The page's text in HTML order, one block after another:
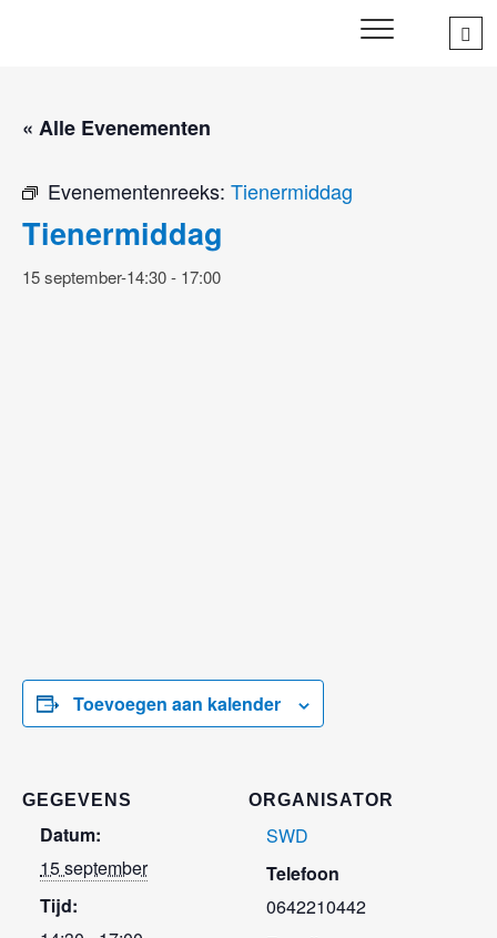
WIJ ZETTEN ONS IN VOOR HET WELZIJN EN VERBINDEN
« Alle Evenementen
Evenementenreeks: Tienermiddag
Tienermiddag
15 september-14:30- 17:00
Toevoegen aan kalender
GEGEVENS
Datum:
15 september
Tijd:
ORGANISATOR
SWD
Telefoon
0642210442